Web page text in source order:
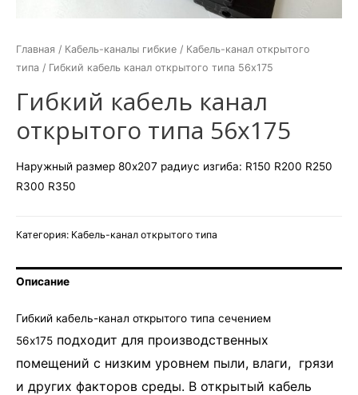
Главная / Кабель-каналы гибкие / Кабель-канал открытого
типа / Гибкий кабель канал открытого типа 56х175
Гибкий кабель канал
открытого типа 56х175
Наружный размер 80х207 радиус изгиба: R150 R200 R250
R300 R350
Категория: Кабель-канал открытого типа
Описание
Гибкий кабель-канал открытого типа сечением
56х175 подходит для производственных
помещений с низким уровнем пыли, влаги, грязи
и других факторов среды. В открытый кабель